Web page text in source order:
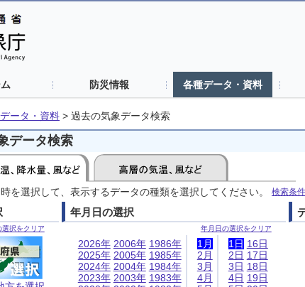
防災情報 各種データ・資料
ータ・資料 > 過去の気象データ検索
データ検索
を選択して、表示するデータの種類を選択してください。 検索条
選択をクリア
年月日の選択
年月日の選択をクリア
2026年
2025年
2024年
2023年
2006年
2005年
2004年
2003年
1986年
1985年
1984年
1983年
1月
2月
3月
4月
1日
2日
3日
4日
16日
17日
18日
19日